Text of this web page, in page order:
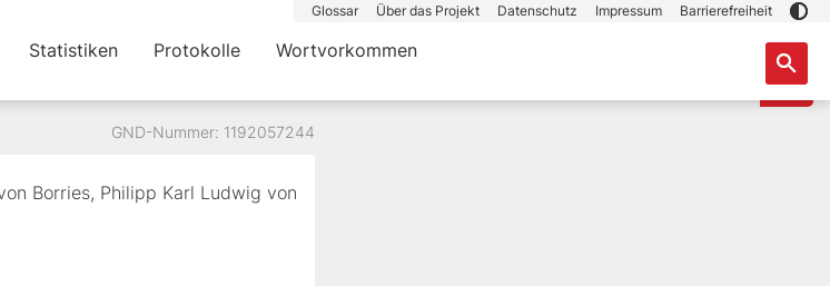
Glossar Über das Projekt Datenschutz Impressum Barrierefreiheit
Statistiken Protokolle Wortvorkommen
GND-Nummer: 1192057244